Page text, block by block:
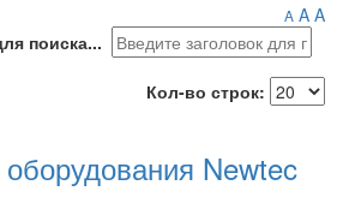
A A A
поиска...
Кол-во строк:
Newtec